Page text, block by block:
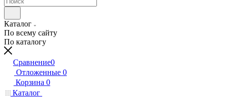
Каталог
По всему сайту
По каталогу
Сравнение0
Отложенные 0
Корзина 0
Каталог